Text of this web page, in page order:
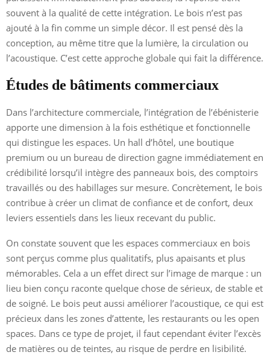
souvent à la qualité de cette intégration. Le bois n’est pas
ajouté à la fin comme un simple décor. Il est pensé dès la
conception, au même titre que la lumière, la circulation ou
l’acoustique. C’est cette approche globale qui fait la différence.
Études de bâtiments commerciaux
Dans l’architecture commerciale, l’intégration de l’ébénisterie
apporte une dimension à la fois esthétique et fonctionnelle
qui distingue les espaces. Un hall d’hôtel, une boutique
premium ou un bureau de direction gagne immédiatement en
crédibilité lorsqu’il intègre des panneaux bois, des comptoirs
travaillés ou des habillages sur mesure. Concrètement, le bois
contribue à créer un climat de confiance et de confort, deux
leviers essentiels dans les lieux recevant du public.
On constate souvent que les espaces commerciaux en bois
sont perçus comme plus qualitatifs, plus apaisants et plus
mémorables. Cela a un effet direct sur l’image de marque : un
lieu bien conçu raconte quelque chose de sérieux, de stable et
de soigné. Le bois peut aussi améliorer l’acoustique, ce qui est
précieux dans les zones d’attente, les restaurants ou les open
spaces. Dans ce type de projet, il faut cependant éviter l’excès
de matières ou de teintes, au risque de perdre en lisibilité.